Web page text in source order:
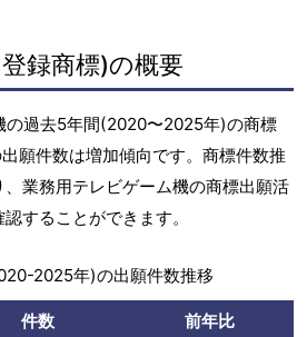
録商標)の概要
の過去5年間(2020〜2025年)の商標
願件数は増加傾向です。商標件数推
業務用テレビゲーム機の商標出願活
することができます。
2025年)の出願件数推移
件数
前年比